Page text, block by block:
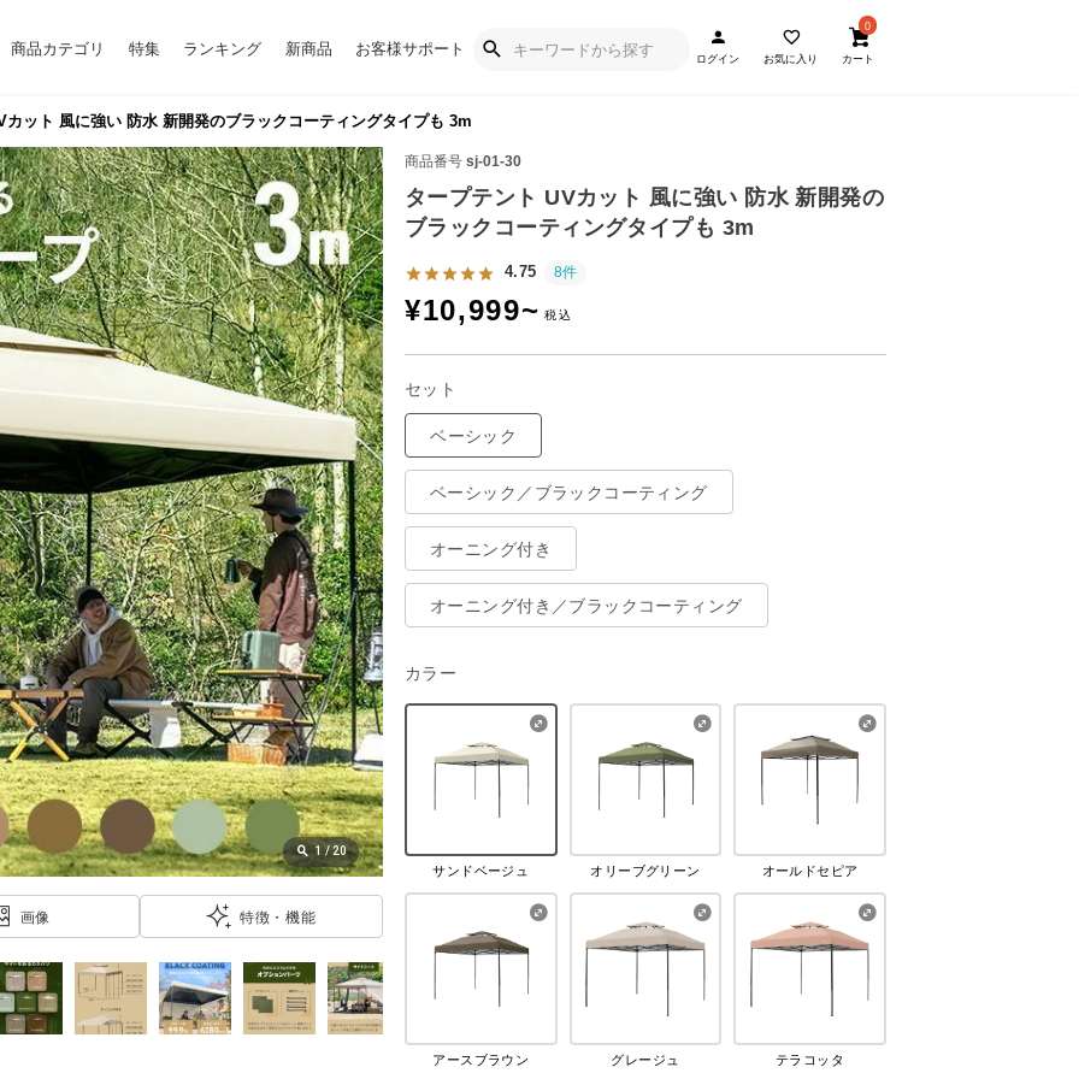
商品カテゴリ 特集 ランキング 新商品 お客様サポート
ログイン お気に入り
0
カート
ット 風に強い 防水 新開発のブラックコーティングタイプも 3m
商品番号 sj-01-30
タープテント UVカット 風に強い 防水 新開発の
ブラックコーティングタイプも 3m
4.75 8件
¥10,999~
セット
ベーシック
ベーシック／ブラックコーティング
オーニング付き
オーニング付き／ブラックコーティング
カラー
サンドベージュ オリーブグリーン オールドセピア
アースブラウン グレージュ テラコッタ
1 / 20
画像 特徴・機能